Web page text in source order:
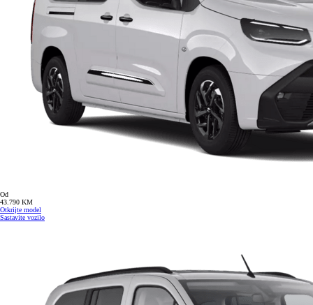
Od
43.790 KM
Otkrijte model
Sastavite vozilo